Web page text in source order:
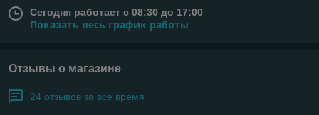
Сегодня работает с 08:30 до 17:00
Показать весь график работы
Отзывы о магазине
24 отзывов за всё время